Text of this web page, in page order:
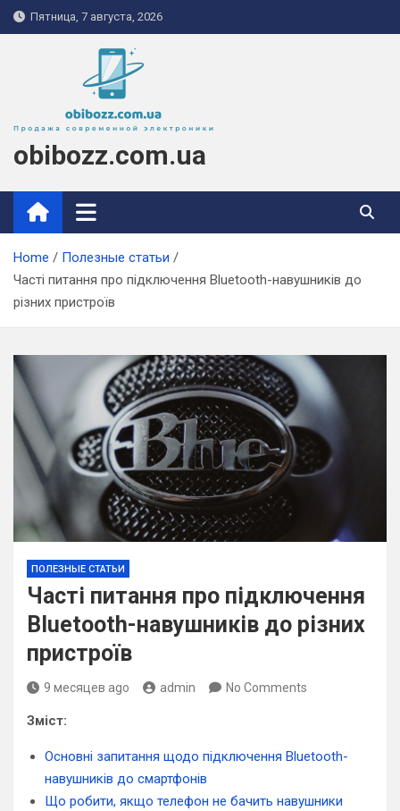
Skip
to
Пятница, 7 августа, 2026
obibozz.com.ua
Home
Полезные статьи
Часті питання про підключення Bluetooth-навушників до
різних пристроїв
ПОЛЕЗНЫЕ СТАТЬИ
Часті питання про підключення
Bluetooth-навушників до різних
пристроїв
9 месяцев ago admin No Comments
Зміст:
Основні запитання щодо підключення Bluetooth-
навушників до смартфонів
Що робити, якщо телефон не бачить навушники